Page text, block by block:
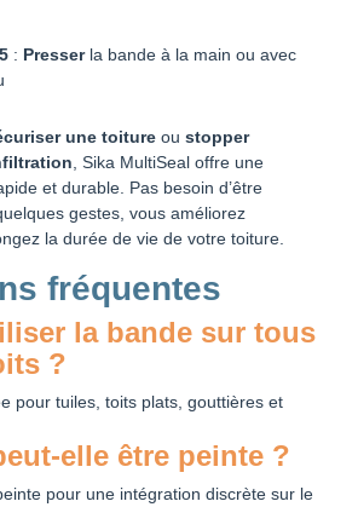
: Presserla bande à la main ou avec
une toiture ou stopper
, Sika MultiSeal offre une
et durable. Pas besoin d’être
gestes, vous améliorez
la durée de vie de votre toiture.
fréquentes
la bande sur tous
?
pour tuiles, toits plats, gouttières et
elle être peinte ?
pour une intégration discrète sur le